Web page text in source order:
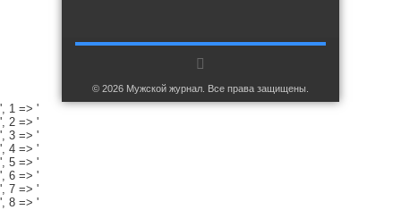
© 2026 Мужской журнал. Все права защищены.
', 1 => '
', 2 => '
', 3 => '
', 4 => '
', 5 => '
', 6 => '
', 7 => '
', 8 => '